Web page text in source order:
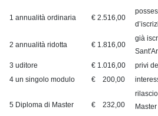
1 annualità ordinaria € 2.516,00
2 annualità ridotta € 1.816,00
già
3 uditore € 1.016,00
privi
4 un singolo modulo € 200,00
5 Diploma di Master € 232,00
Master